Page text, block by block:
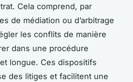
Cela comprend, par
de médiation ou d’arbitrage
les conflits de manière
dans une procédure
longue. Ces dispositifs
des litiges et facilitent une